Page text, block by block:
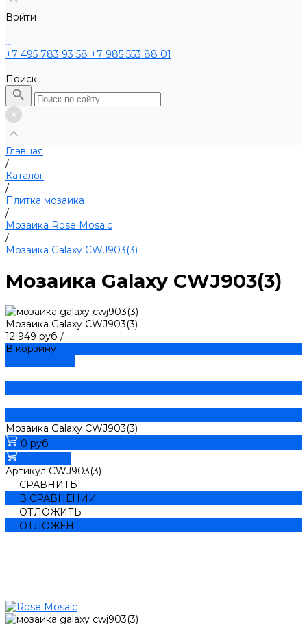
Войти
...
+7 495 783 93 58 +7 985 553 88 01
Поиск
Главная
/
Каталог
/
Плитка мозаика
/
Мозаика Rose Mosaic
/
Мозаика Galaxy CWJ903(3)
Мозаика Galaxy CWJ903(3)
Мозаика Galaxy CWJ903(3)
12 949 руб /
В корзину
Мозаика Galaxy CWJ903(3)
0 руб
Артикул CWJ903(3)
СРАВНИТЬ
В СРАВНЕНИИ
ОТЛОЖИТЬ
ОТЛОЖЕН